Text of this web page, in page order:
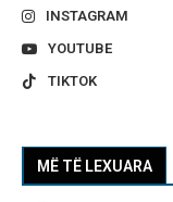
INSTAGRAM
YOUTUBE
TIKTOK
MË TË LEXUARA